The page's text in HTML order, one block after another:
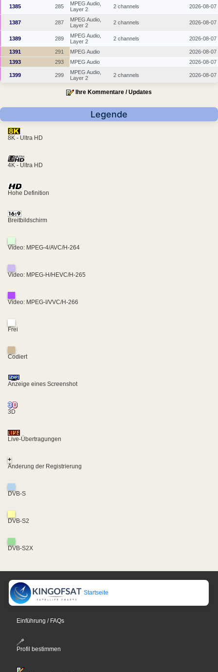
1385 285
MPEG Audio,
Layer 2
2 channels 2026-08-07
1387 287
MPEG Audio,
Layer 2
2 channels 2026-08-07
1389 289
MPEG Audio,
Layer 2
2 channels 2026-08-07
1391 291 MPEG Audio
2026-08-07
1393
293 MPEG Audio 2026-08-07
1399 299
MPEG Audio,
Layer 2
2 channels 2026-08-07
Ihre Kommentare / Updates
Legende
8K - Ultra HD
4K - Ultra HD
Hohe Definition
Breitbildschirm
Video: MPEG-4/AVC/H-264
Video: MPEG-H/HEVC/H-265
Video: MPEG-I/VVC/H-266
Frei
Codiert
Anzeige eines Screenshot
3D
Live-Übertragungen
+
Änderung der Registrierung
DVB-S
DVB-S2
DVB-S2X
Startseite
Einführung / FAQs
Profil bestimmen